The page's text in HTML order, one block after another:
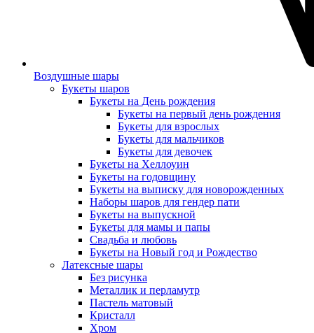
Воздушные шары
Букеты шаров
Букеты на День рождения
Букеты на первый день рождения
Букеты для взрослых
Букеты для мальчиков
Букеты для девочек
Букеты на Хеллоуин
Букеты на годовщину
Букеты на выписку для новорожденных
Наборы шаров для гендер пати
Букеты на выпускной
Букеты для мамы и папы
Свадьба и любовь
Букеты на Новый год и Рождество
Латексные шары
Без рисунка
Металлик и перламутр
Пастель матовый
Кристалл
Хром